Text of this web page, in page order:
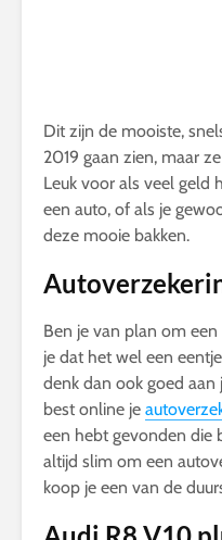
Dit zijn de mooiste,
2019 gaan zien, maar
Leuk voor als veel geld
een auto, of als je
deze mooie bakken.
Ben je van plan om
je dat het wel een
denk dan ook goed aan
best online je
een hebt gevonden die
altijd slim om een
koop je een van de